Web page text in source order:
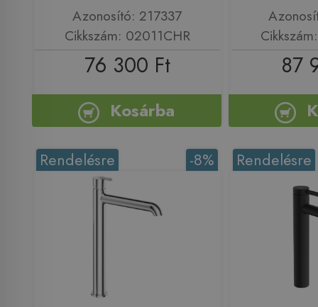
Azonosító: 217337
Cikkszám: 02011CHR
76 300 Ft
Kosárba
87
-8%
Rendelésre Rendelésre